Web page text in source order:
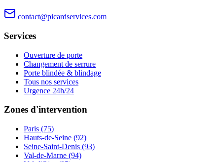
contact@picardservices.com
Services
Ouverture de porte
Changement de serrure
Porte blindée & blindage
Tous nos services
Urgence 24h/24
Zones d'intervention
Paris (75)
Hauts-de-Seine (92)
Seine-Saint-Denis (93)
Val-de-Marne (94)